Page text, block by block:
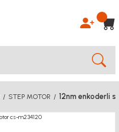
STEP MOTOR 12nm enkoderli